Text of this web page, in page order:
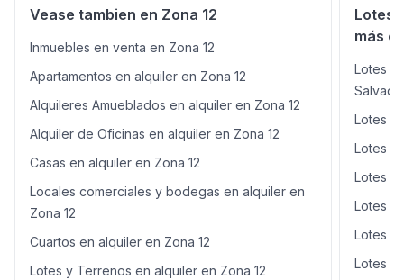
Vease tambien en Zona 12
Inmuebles en venta en Zona 12
Apartamentos en alquiler en Zona 12
Alquileres Amueblados en alquiler en Zona 12
Alquiler de Oficinas en alquiler en Zona 12
Casas en alquiler en Zona 12
Locales comerciales y bodegas en alquiler en
Zona 12
Cuartos en alquiler en Zona 12
Lotes y Terrenos en alquiler en Zona 12
Lotes
más
Lotes y
Lotes y
Lotes y
Lotes y
Lotes y
Lotes y
Lotes y